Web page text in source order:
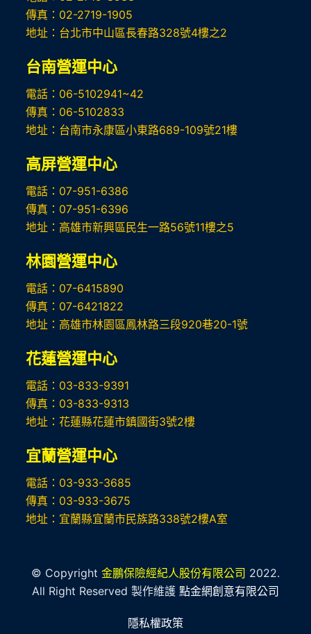
傳真：02-2719-1905
地址：台北市中山區長春路328號4樓之2
台南營運中心
電話：06-5102941~42
傳真：06-5102833
地址：台南市永康區小東路689-109號21樓
高屏營運中心
電話：07-951-6386
傳真：07-951-6396
地址：高雄市新興區民生一路56號11樓之5
林園營運中心
電話：07-6415890
傳真：07-6421822
地址：高雄市林園區鳳林路三段920巷20-1號
花蓮營運中心
電話：03-833-9391
傳真：03-833-9313
地址：花蓮縣花蓮市鎮國街3號2樓
宜蘭營運中心
電話：03-933-3685
傳真：03-933-3675
地址：宜蘭縣宜蘭市民族路338號2樓A室
© Copyright 金鵬保險經紀人股份有限公司 2022.
All Right Reserved 製作維護 點金網創意有限公司
隱私權政策